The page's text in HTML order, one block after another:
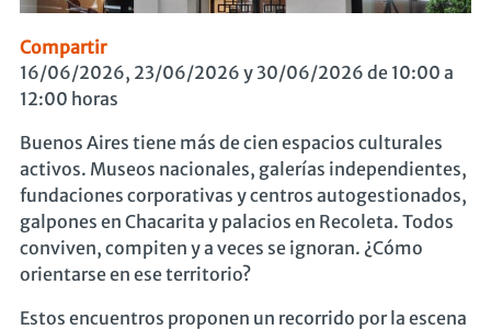
Compartir
16/06/2026, 23/06/2026 y 30/06/2026 de 10:00 a
12:00 horas
Buenos Aires tiene más de cien espacios culturales
activos. Museos nacionales, galerías independientes,
fundaciones corporativas y centros autogestionados,
galpones en Chacarita y palacios en Recoleta. Todos
conviven, compiten y a veces se ignoran. ¿Cómo
orientarse en ese territorio?
Estos encuentros proponen un recorrido por la escena